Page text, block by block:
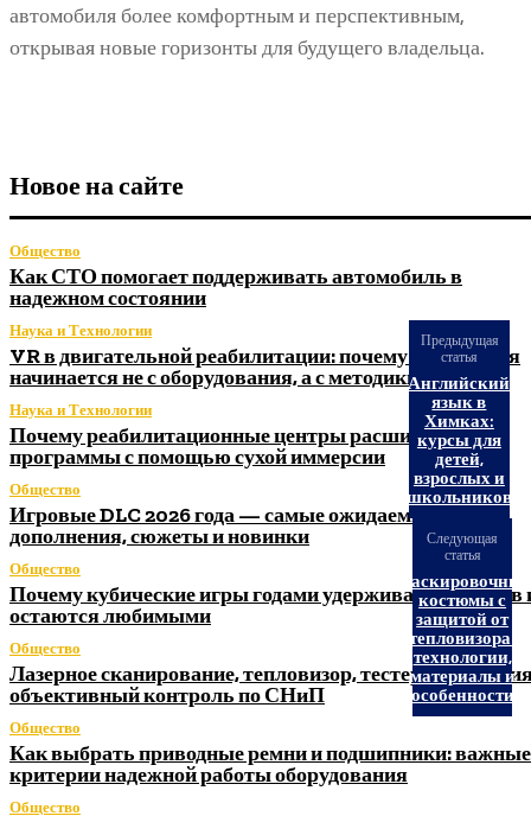
автомобиля более комфортным и перспективным,
открывая новые горизонты для будущего владельца.
Новое на сайте
Общество
Как СТО помогает поддерживать автомобиль в
надежном состоянии
Наука и Технологии
VR в двигательной реабилитации: почему технология
начинается не с оборудования, а с методики
Наука и Технологии
Почему реабилитационные центры расширяют
программы с помощью сухой иммерсии
Общество
Игровые DLC 2026 года — самые ожидаемые
дополнения, сюжеты и новинки
Общество
Почему кубические игры годами удерживают игроков
остаются любимыми
Общество
Лазерное сканирование, тепловизор, тестер
объективный контроль по СНиП
Общество
Как выбрать приводные ремни и подшипники: важные
критерии надежной работы оборудования
Общество
Предыдущая
статья
Английский
язык в
Химках:
курсы для
детей,
взрослых и
школьников
Следующая
статья
Маскировочные
костюмы с
защитой от
тепловизора:
технологии,
материалы и
особенности